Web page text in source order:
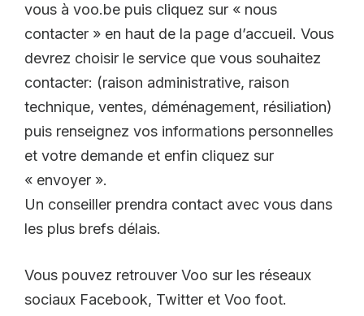
vous à voo.be puis cliquez sur « nous
contacter » en haut de la page d’accueil. Vous
devrez choisir le service que vous souhaitez
contacter: (raison administrative, raison
technique, ventes, déménagement, résiliation)
puis renseignez vos informations personnelles
et votre demande et enfin cliquez sur
« envoyer ».
Un conseiller prendra contact avec vous dans
les plus brefs délais.
Vous pouvez retrouver Voo sur les réseaux
sociaux Facebook, Twitter et Voo foot.